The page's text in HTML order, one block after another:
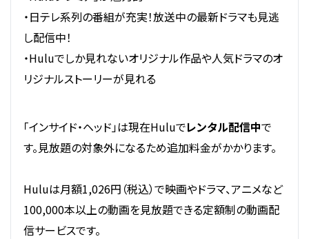
・日テレ系列の番組が充実！放送中の最新ドラマも見逃
し配信中！
・Huluでしか見れないオリジナル作品や人気ドラマのオ
リジナルストーリーが見れる
「インサイド・ヘッド」は現在Huluでレンタル配信中で
す。見放題の対象外になるため追加料金がかかります。
Huluは月額1,026円（税込）で映画やドラマ、アニメなど
100,000本以上の動画を見放題できる定額制の動画配
信サービスです。